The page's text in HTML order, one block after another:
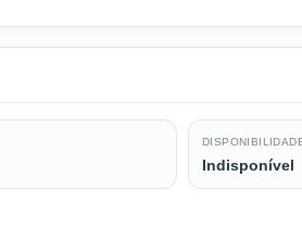
Indisponível